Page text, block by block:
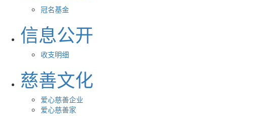
冠名基金
信息公开
收支明细
慈善文化
爱心慈善企业
爱心慈善家